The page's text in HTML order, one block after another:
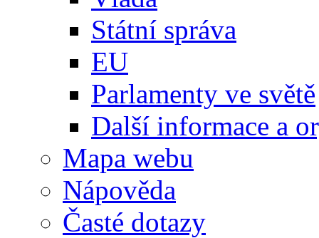
Státní správa
EU
Parlamenty ve světě
Další informace a
Mapa webu
Nápověda
Časté dotazy